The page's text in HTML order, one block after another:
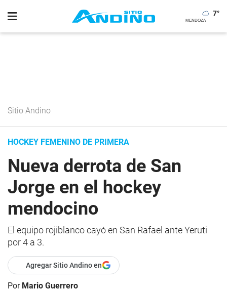
7°
Sitio Andino
HOCKEY FEMENINO DE PRIMERA
Nueva derrota de San
Jorge en el hockey
mendocino
El equipo rojiblanco cayó en San Rafael ante Yeruti
por 4 a 3.
Agregar Sitio Andino en
Por Mario Guerrero